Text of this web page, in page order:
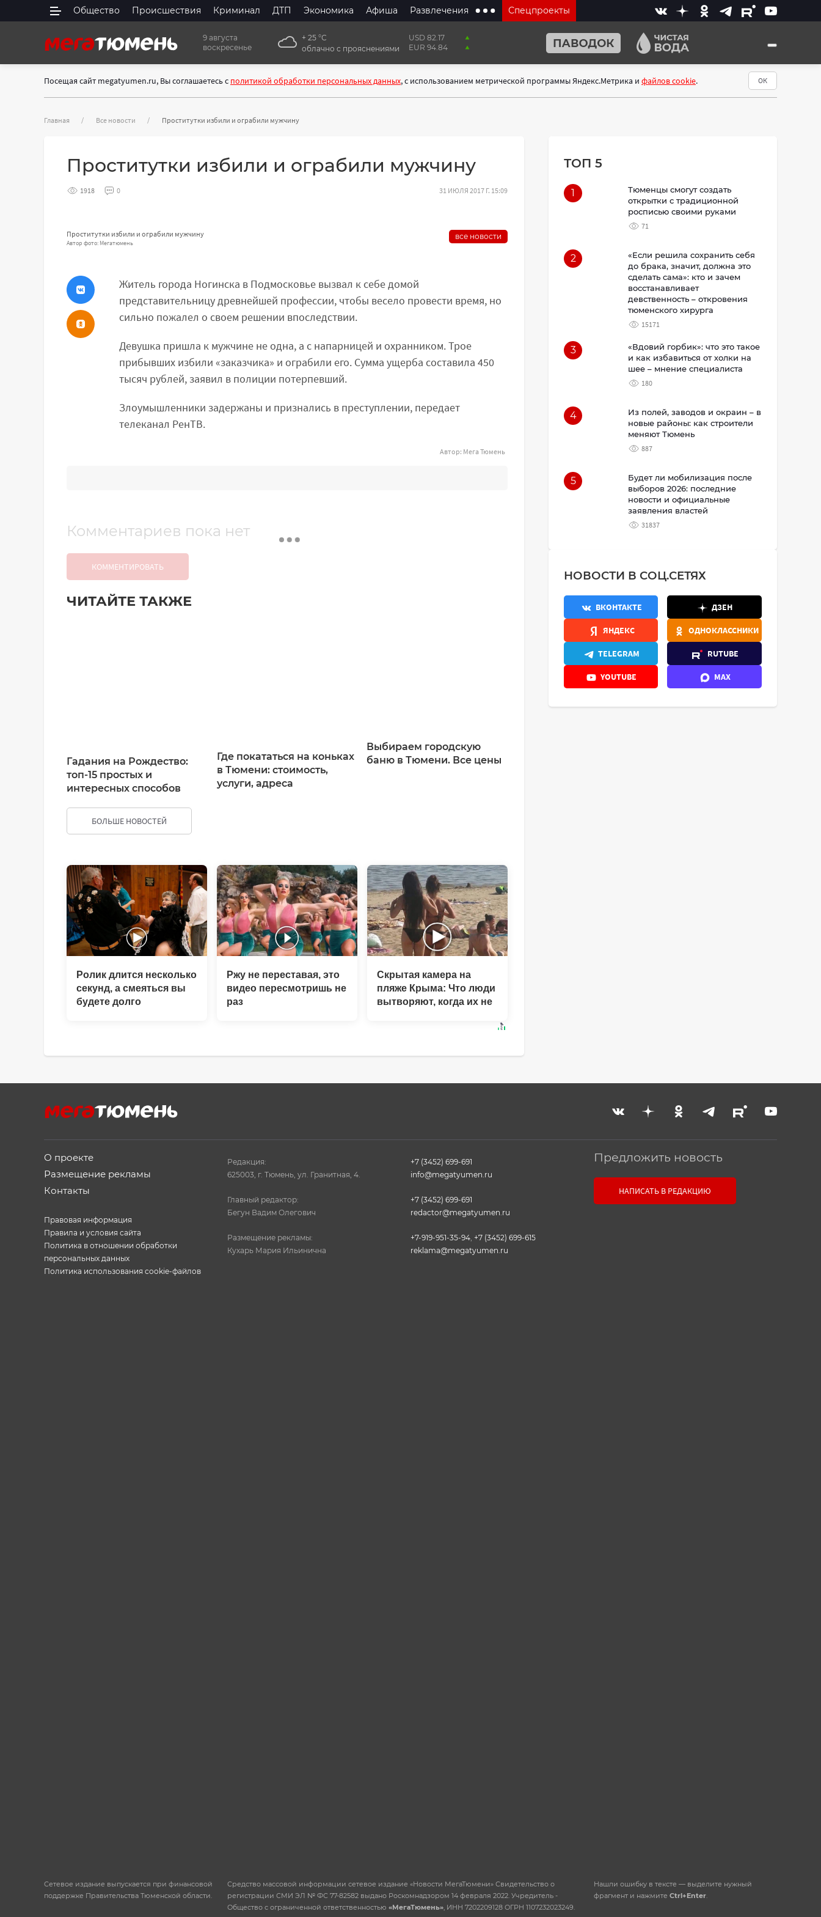
Общество Происшествия Криминал ДТП Экономика Афиша Развлечения Спецпроекты
9 августа
воскресенье
+ 25 °С
облачно с прояснениями
USD 82.17
EUR 94.84
Посещая сайт megatyumen.ru, Вы соглашаетесь с политикой обработки персональных данных, с использованием метрической программы Яндекс.Метрика и файлов cookie. ОК
Главная Все новости Проститутки избили и ограбили мужчину
Проститутки избили и ограбили мужчину
1918 0 31 ИЮЛЯ 2017 Г. 15:09
Проститутки избили и ограбили мужчину
Автор фото: Мегатюмень
все новости
Житель города Ногинска в Подмосковье вызвал к себе домой
представительницу древнейшей профессии, чтобы весело провести время, но
сильно пожалел о своем решении впоследствии.
Девушка пришла к мужчине не одна, а с напарницей и охранником. Трое
прибывших избили «заказчика» и ограбили его. Сумма ущерба составила 450
тысяч рублей, заявил в полиции потерпевший.
Злоумышленники задержаны и признались в преступлении, передает
телеканал РенТВ.
Автор: Мега Тюмень
Комментариев пока нет
КОММЕНТИРОВАТЬ
ДОБАВИТЬ КОММЕНТАРИЙ
ЧИТАЙТЕ ТАКЖЕ
Гадания на Рождество:
топ-15 простых и
интересных способов
Где покататься на коньках
в Тюмени: стоимость,
услуги, адреса
Выбираем городскую
баню в Тюмени. Все цены
БОЛЬШЕ НОВОСТЕЙ
Ролик длится несколько
секунд, а смеяться вы
будете долго
Ржу не переставая, это
видео пересмотришь не
раз
Скрытая камера на
пляже Крыма: Что люди
вытворяют, когда их не
ТОП 5
1
Тюменцы смогут создать
открытки с традиционной
росписью своими руками
71
2
«Если решила сохранить себя
до брака, значит, должна это
сделать сама»: кто и зачем
восстанавливает
девственность – откровения
тюменского хирурга
15171
3
«Вдовий горбик»: что это такое
и как избавиться от холки на
шее – мнение специалиста
180
4
Из полей, заводов и окраин – в
новые районы: как строители
меняют Тюмень
887
5
Будет ли мобилизация после
выборов 2026: последние
новости и официальные
заявления властей
31837
НОВОСТИ В СОЦ.СЕТЯХ
ВКОНТАКТЕ ДЗЕН
ЯНДЕКС ОДНОКЛАССНИКИ
TELEGRAM RUTUBE
YOUTUBE MAX
О проекте
Размещение рекламы
Контакты
Правовая информация
Правила и условия сайта
Политика в отношении обработки
персональных данных
Политика использования cookie-файлов
Редакция:
625003, г. Тюмень, ул. Гранитная, 4.
+7 (3452) 699-691
info@megatyumen.ru
Главный редактор:
Бегун Вадим Олегович
+7 (3452) 699-691
redactor@megatyumen.ru
Размещение рекламы:
Кухарь Мария Ильинична
+7-919-951-35-94, +7 (3452) 699-615
reklama@megatyumen.ru
Предложить новость
НАПИСАТЬ В РЕДАКЦИЮ
Связь с редакцией
Оставьте свои настоящие
Сетевое издание выпускается при финансовой
поддержке Правительства Тюменской области.
Средство массовой информации сетевое издание «Новости МегаТюмени» Свидетельство о
регистрации СМИ ЭЛ № ФС 77-82582 выдано Роскомнадзором 14 февраля 2022. Учредитель -
Общество с ограниченной ответственностью «МегаТюмень», ИНН 7202209128 ОГРН 1107232023249.
Нашли ошибку в тексте — выделите нужный
фрагмент и нажмите Ctrl+Enter.